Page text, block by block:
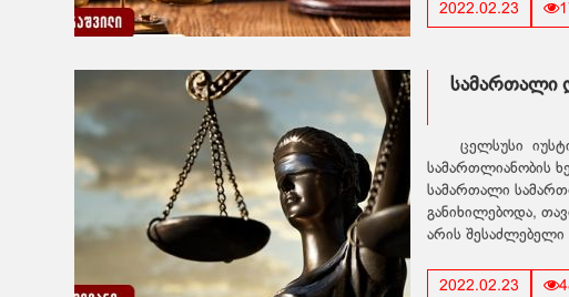
2022.02.23
სამართალი
ცელსუსი
სამართლიანობის
სამართალი
განიხილებოდა,
არის შესაძლებელი
2022.02.23